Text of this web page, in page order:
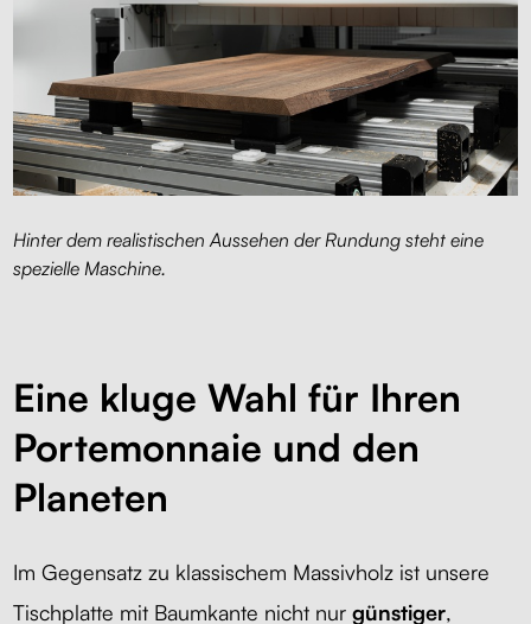
Hinter dem realistischen Aussehen der Rundung steht eine
spezielle Maschine.
Eine kluge Wahl für Ihren
Portemonnaie und den
Planeten
Im Gegensatz zu klassischem Massivholz ist unsere
Tischplatte mit Baumkante nicht nurgünstiger,